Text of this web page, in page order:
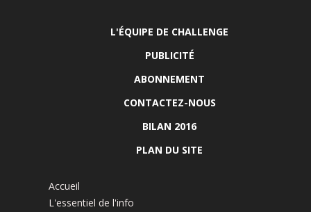
L'ÉQUIPE DE CHALLENGE
PUBLICITÉ
ABONNEMENT
CONTACTEZ-NOUS
BILAN 2016
PLAN DU SITE
Accueil
L'essentiel de l'info